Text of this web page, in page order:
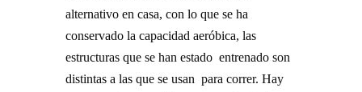
alternativo en casa, con lo que se ha
conservado la capacidad aeróbica, las
estructuras que se han estado entrenado son
distintas a las que se usan para correr. Hay